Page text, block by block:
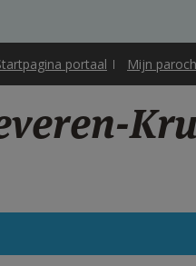
portaal Mijn